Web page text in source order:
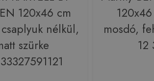
120x46 cm
nélkül,
szürke
mosdó,
12